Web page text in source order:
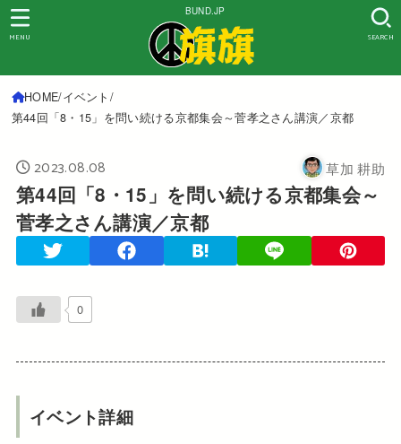
BUND.JP
SEARCH
MENU
HOME イベント
第44回「8・15」を問い続ける京都集会～菅孝之さん講演／京都
2023.08.08 草加 耕助
第44回「8・15」を問い続ける京都集会～
菅孝之さん講演／京都
0
イベント詳細